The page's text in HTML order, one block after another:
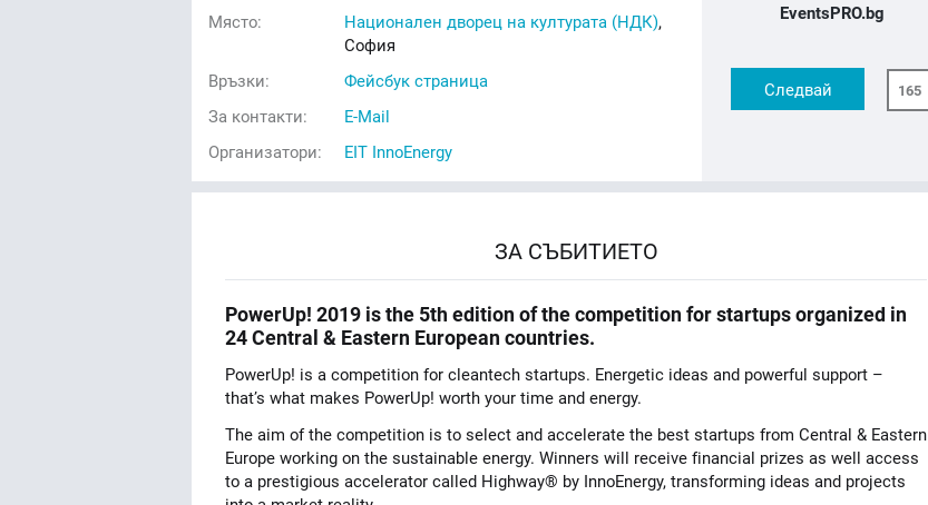
Място:
Национален дворец на културата (НДК),
София
Връзки:
Фейсбук страница
За контакти:
E-Mail
Организатори:
EIT InnoEnergy
EventsPRO.bg
Следвай 165
ЗА СЪБИТИЕТО
PowerUp! 2019 is the 5th edition of the competition for startups organized in
24 Central & Eastern European countries.
PowerUp! is a competition for cleantech startups. Energetic ideas and powerful support –
that’s what makes PowerUp! worth your time and energy.
The aim of the competition is to select and accelerate the best startups from Central & Eastern
Europe working on the sustainable energy. Winners will receive financial prizes as well access
to a prestigious accelerator called Highway® by InnoEnergy, transforming ideas and projects